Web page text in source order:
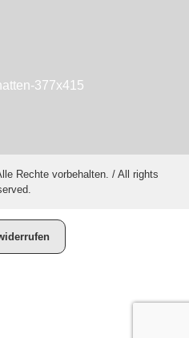
Rechte vorbehalten. / All rights